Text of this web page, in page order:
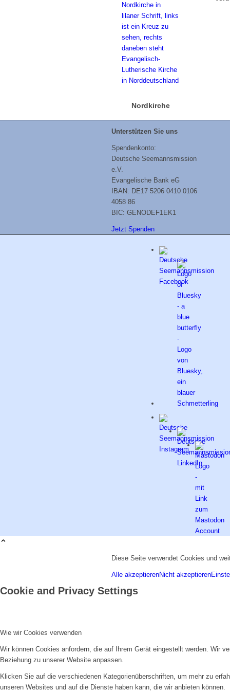
Nordkirche
Unterstützen Sie uns
Spendenkonto:
Deutsche Seemannsmission
e.V.
Evangelische Bank eG
IBAN: DE17 5206 0410 0106
4058 86
BIC: GENODEF1EK1
Jetzt Spenden
Diese Seite verwendet Cookies und
Alle akzeptierenNicht akzeptieren
Cookie and Privacy Settings
Wie wir Cookies verwenden
Wir können Cookies anfordern, die auf Ihrem Gerät eingestellt werden. Wir
Beziehung zu unserer Website anpassen.
Klicken Sie auf die verschiedenen Kategorienüberschriften, um mehr zu
unseren Websites und auf die Dienste haben kann, die wir anbieten können.